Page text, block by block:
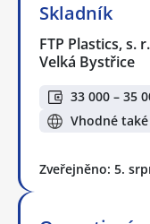
Skladník
FTP Plastics, s.
Velká Bystřice
33 000 – 35
Vhodné
Zveřejněno: 5.